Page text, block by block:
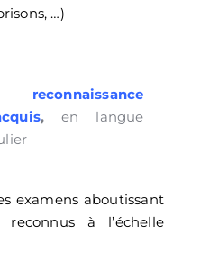
…)
, en langue
examens aboutissant
à l’échelle